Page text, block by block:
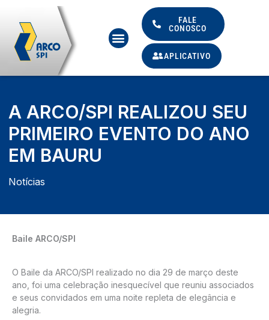
conteúdo
Menu
FALE
CONOSCO
APLICATIVO
A ARCO/SPI REALIZOU SEU
PRIMEIRO EVENTO DO ANO
EM BAURU
Notícias
Baile ARCO/SPI
O Baile da ARCO/SPI realizado no dia 29 de março deste
ano, foi uma celebração inesquecível que reuniu associados
e seus convidados em uma noite repleta de elegância e
alegria.